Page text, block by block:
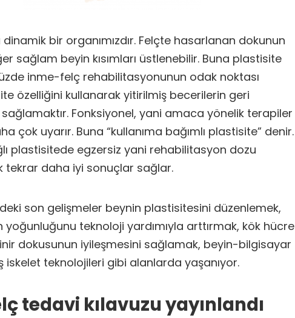
bir organımızdır. Felçte hasarlanan dokunun
sağlam beyin kısımları üstlenebilir. Buna plastisite
inme-felç rehabilitasyonunun odak noktası
özelliğini kullanarak yitirilmiş becerilerin geri
sağlamaktır. Fonksiyonel, yani amaca yönelik terapiler
çok uyarır. Buna “kullanıma bağımlı plastisite” denir.
plastisitede egzersiz yani rehabilitasyon dozu
tekrar daha iyi sonuçlar sağlar.
son gelişmeler beynin plastisitesini düzenlemek,
teknoloji yardımıyla arttırmak, kök hücre
dokusunun iyileşmesini sağlamak, beyin-bilgisayar
iskelet teknolojileri gibi alanlarda yaşanıyor.
tedavi kılavuzu yayınlandı